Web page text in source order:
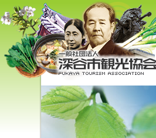
（旧深谷市・岡部町・花園町・
川本町）の観光情報